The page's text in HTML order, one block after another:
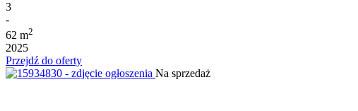
3
-
62 m2
2025
Przejdź do oferty
Na sprzedaż